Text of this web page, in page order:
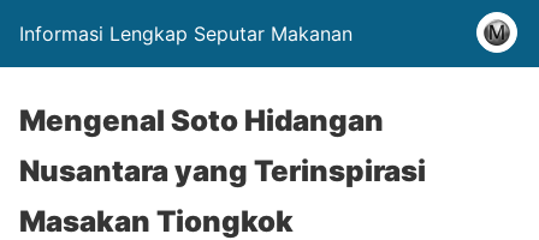
Informasi Lengkap Seputar Makanan
Mengenal Soto Hidangan
Nusantara yang Terinspirasi
Masakan Tiongkok